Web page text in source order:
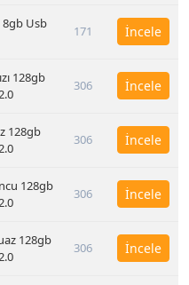
8gb Usb
171 İncele
128gb
306 İncele
128gb
306 İncele
128gb
306 İncele
128gb
306 İncele